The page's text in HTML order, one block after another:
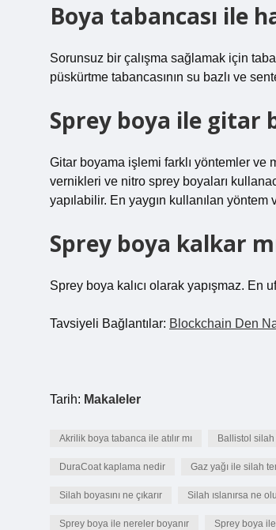
Boya tabancası ile
Sorunsuz bir çalışma sağlamak için
püskürtme tabancasının su bazlı ve
Sprey boya ile gitar
Gitar boyama işlemi farklı yöntemler ve
vernikleri ve nitro sprey boyaları
yapılabilir. En yaygın kullanılan
Sprey boya kalkar
Sprey boya kalıcı olarak yapışmaz. En
Tavsiyeli Bağlantılar: Blockchain Den
Tarih: Makaleler
Akrilik boya tabanca ile atılır mı Ballistol
DuraCoat kaplama nedir Gaz yağı ile silah
Silah boyasını ne çıkarır Silah ıslanırsa ne
Sprey boya ile nereler boyanır Sprey boya